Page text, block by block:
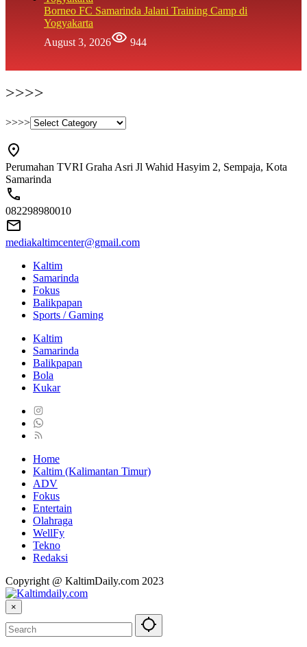
Borneo FC Samarinda Jalani Training Camp di
Yogyakarta
August 3, 2026
944
>>>>
>>>>
Perumahan TVRI Graha Asri Jl Wahid Hasyim 2, Sempaja, Kota
Samarinda
082298980010
mediakaltimcenter@gmail.com
Kaltim
Samarinda
Fokus
Balikpapan
Sports / Gaming
Kaltim
Samarinda
Balikpapan
Bola
Kukar
Home
Kaltim (Kalimantan Timur)
ADV
Fokus
Entertain
Olahraga
WellFy
Tekno
Redaksi
Copyright @ KaltimDaily.com 2023
×